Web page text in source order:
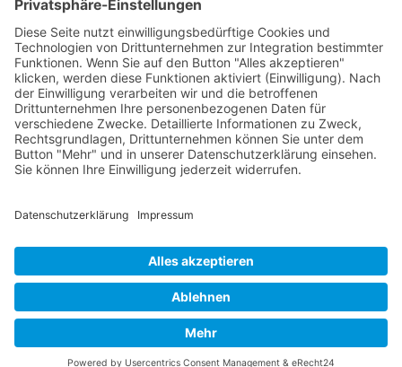
Fragen stellen und Paraphrasieren sind
dabei zentral.
© 2026 Frank Hartung Ihr Mediator bei Konflikten in Familie,
Frank Hartung - Familien- und Wirtschaftsmediator
263 Bewertungen auf ProvenExpert.com